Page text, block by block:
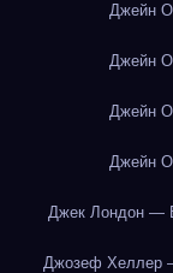
Джейн
Джейн
Джейн
Джейн
Джек Лондон —
Джозеф Хеллер